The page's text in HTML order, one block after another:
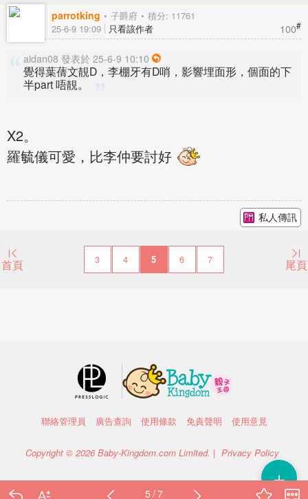
＋
parrotking 子爵府 積分: 11761
100#
25-6-9 19:09 只看該作者
aidan08 發表於 25-6-9 10:10
覺得葉蒨文靚D，李棚牙有D哨，影響埋面形，個面的下
半part 唔靚。
X2。
羅毓儀可愛，比李仲要討好
私人傳訊
首頁 3 4 5 6 7 尾頁
5 / 7
聯絡管理員 廣告查詢 使用條款 免責聲明 使用意見
Copyright © 2026 Baby-Kingdom.com Limited. | Privacy Policy